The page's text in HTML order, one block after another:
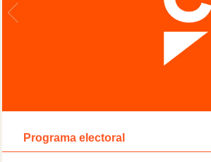
Programa electoral